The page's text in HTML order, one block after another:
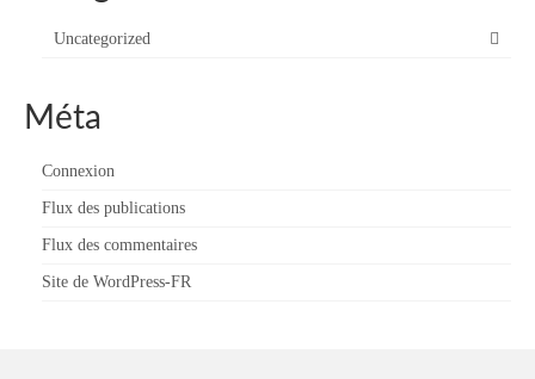
Uncategorized
Méta
Connexion
Flux des publications
Flux des commentaires
Site de WordPress-FR